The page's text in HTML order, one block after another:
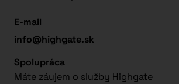
E-mail
info@highgate.sk
Spolupráca
Máte záujem o služby Highgate